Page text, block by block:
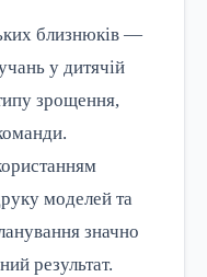
близнюків —
у дитячій
зрощення,
моделей та
значно
результат.